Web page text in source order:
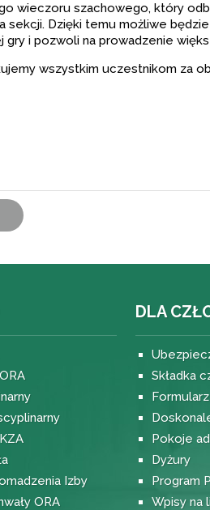
wieczoru szachowego, który
sekcji. Dzięki temu możliwe
i pozwoli na prowadzenie
wszystkim uczestnikom za
Izby
ORA
DLA
Składka
Pokoje
Dyżury
Program
Wpisy na